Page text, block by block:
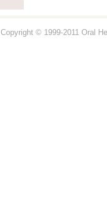
Copyright © 1999-2011 Oral